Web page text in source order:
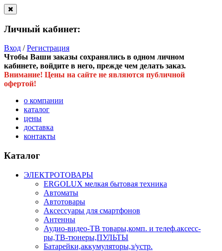
Личный кабинет:
Вход /Регистрация
Чтобы Ваши заказы сохранялись в одном личном
кабинете, войдите в него, прежде чем делать заказ.
Внимание! Цены на сайте не являются публичной
офертой!
о компании
каталог
цены
доставка
контакты
Каталог
ЭЛЕКТРОТОВАРЫ
ERGOLUX мелкая бытовая техника
Автоматы
Автотовары
Аксессуары для смартфонов
Антенны
Аудио-видео-ТВ товары,комп. и телеф.аксесс-
ры,ТВ-тюнеры,ПУЛЬТЫ
Батарейки,аккумуляторы,з/устр.